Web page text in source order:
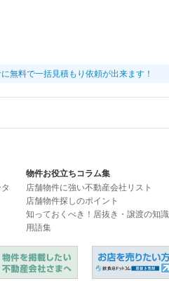
無料で一括見積もり依頼が出来ます！
物件お役立ちコラム集
店舗物件に強い不動産会社リスト
店舗物件探しのポイント
知っておくべき！居抜き・譲渡の知識
用語集